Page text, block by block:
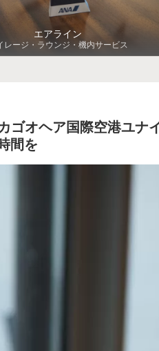
エアライン
レージ・ラウンジ・機内サービス
ゴオヘア国際空港ユナ
間を